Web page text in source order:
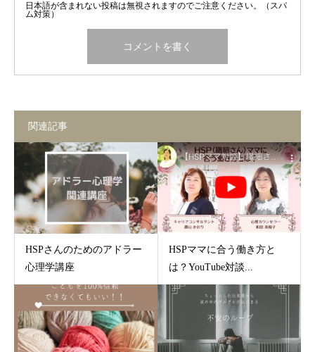
日本語が含まれない投稿は無視されますのでご注意ください。（スパ
ム対策）
関連記事
HSPさんのためのアドラー
心理学講座
HSPママに合う働き方と
は？YouTube対談...